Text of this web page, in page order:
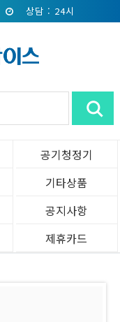
상담 : 24시
공기청정기
기타상품
공지사항
제휴카드